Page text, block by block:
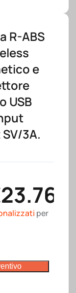
R-ABS
e
USB
3A.
23.76
per